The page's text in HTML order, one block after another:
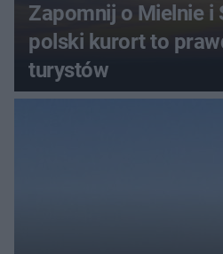
Zapomnij o Mielnie i
polski kurort to
turystów